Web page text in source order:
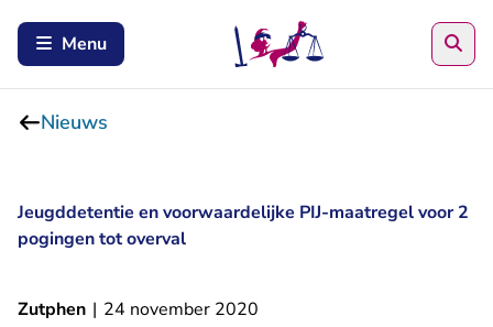
Menu
Nieuws
Jeugddetentie en voorwaardelijke PIJ-maatregel voor 2
pogingen tot overval
Zutphen | 24 november 2020